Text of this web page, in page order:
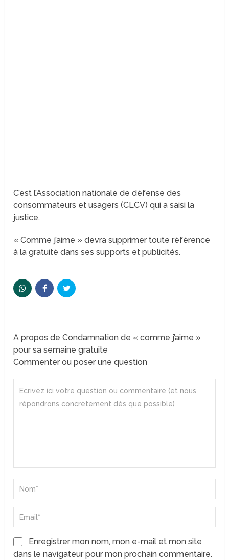
C’est l’Association nationale de défense des
consommateurs et usagers (CLCV) qui a saisi la
justice.
« Comme j’aime » devra supprimer toute référence
à la gratuité dans ses supports et publicités.
A propos de Condamnation de « comme j’aime »
pour sa semaine gratuite
Commenter ou poser une question
Enregistrer mon nom, mon e-mail et mon site
dans le navigateur pour mon prochain commentaire.